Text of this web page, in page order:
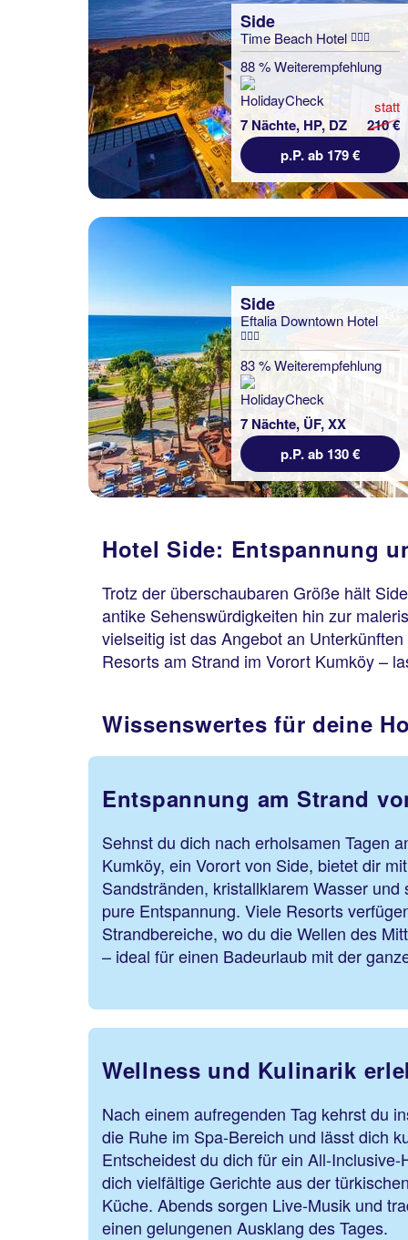
Side
Time Beach Hotel
88 % Weiterempfehlung
7 Nächte, HP, DZ
statt
210 €
p.P. ab 179 €
Side
Eftalia Downtown Hotel
83 % Weiterempfehlung
7 Nächte, ÜF, XX
p.P. ab 130 €
Hotel Side: Entspannung
Trotz der überschaubaren Größe hält
antike Sehenswürdigkeiten hin zur
vielseitig ist das Angebot an
Resorts am Strand im Vorort Kumköy –
Wissenswertes für deine
Entspannung am Strand
Sehnst du dich nach erholsamen Tagen
Kumköy, ein Vorort von Side, bietet dir
Sandstränden, kristallklarem Wasser
pure Entspannung. Viele Resorts
Strandbereiche, wo du die Wellen des
– ideal für einen Badeurlaub mit
Wellness und Kulinarik
Nach einem aufregenden Tag kehrst du
die Ruhe im Spa-Bereich und lässt dich
Entscheidest du dich für ein All-
dich vielfältige Gerichte aus der
Küche. Abends sorgen Live-Musik und
einen gelungenen Ausklang des Tages.